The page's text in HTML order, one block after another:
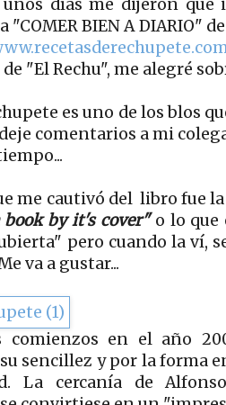
unos días me dijeron
"COMER BIEN A DIARIO"
"El Rechu", me alegré
es uno de los blos
comentarios a mi
me cautivó del libro fue la
book by it's cover"o lo
pero cuando la ví,
va a gustar...
comienzos en el año
sencillez y por la forma
La cercanía de